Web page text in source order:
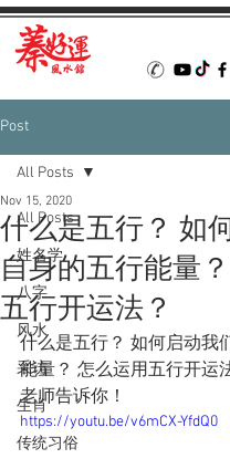
Post
All Posts
姓名学
八字
风水
采访
生肖
传统习俗
All Posts
什么是五行？ 如
自身的五行能量
五行开运法？
Nov 15, 2020
什么是五行？ 如何启动我
能量？ 怎么运用五行开运
老师告诉你！
https://youtu.be/v6mCX-YfdQ0